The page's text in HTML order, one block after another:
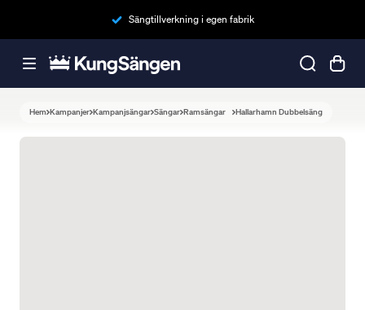
Sängtillverkning i egen fabrik
Hem Kampanjer Kampanjsängar Sängar Ramsängar Hallarhamn Dubbelsäng